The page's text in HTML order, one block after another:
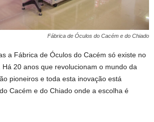
Fábrica de Óculos do Cacém e do Chiado
a Fábrica de Óculos do Cacém só existe no
20 anos que revolucionam o mundo da
pioneiros e toda esta inovação está
Cacém e do Chiado onde a escolha é